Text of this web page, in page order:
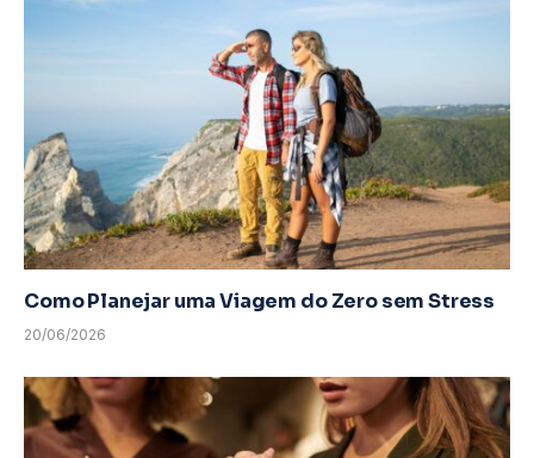
Como Planejar uma Viagem do Zero sem Stress
20/06/2026